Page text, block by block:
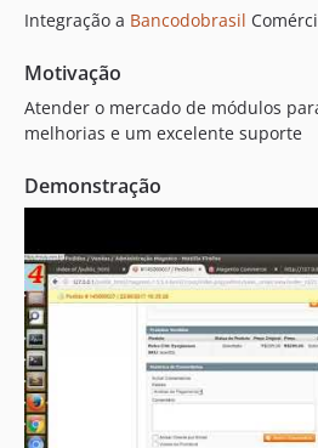
Integração a Bancodobrasil
Motivação
Atender o mercado de módulos
melhorias e um excelente suporte
Demonstração